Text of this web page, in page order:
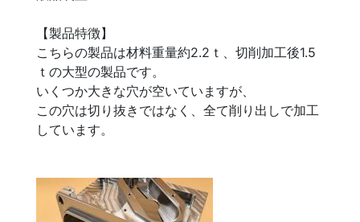
【製品特徴】
こちらの製品は材料重量約2.2ｔ、切削加工後1.5
ｔの大型の製品です。
いくつか大きな穴が空いていますが、
この穴は切り抜きではなく、全て削り出しで加工
しています。